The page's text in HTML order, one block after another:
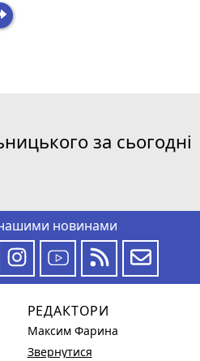
за сьогодні
нашими новинами
РЕДАКТОРИ
Максим Фарина
Звернутися